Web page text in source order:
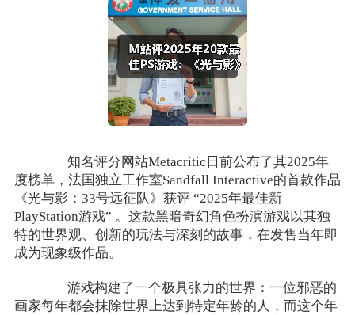
知名评分网站Metacritic日前公布了其2025年
度榜单，法国独立工作室Sandfall Interactive的首款作品
《光与影：33号远征队》获评 “2025年最佳新
PlayStation游戏” 。这款黑暗奇幻角色扮演游戏以其独
特的世界观、创新的玩法与深刻的故事，在发售当年即
成为现象级作品。
游戏构建了一个极具张力的世界：一位邪恶的
画家每年都会抹除世界上达到特定年龄的人，而这个年